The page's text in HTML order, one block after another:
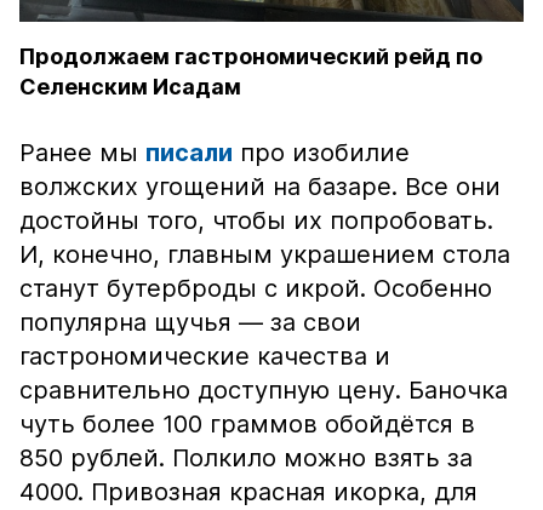
Продолжаем гастрономический рейд по
Селенским Исадам
Ранее мы писали про изобилие
волжских угощений на базаре. Все они
достойны того, чтобы их попробовать.
И, конечно, главным украшением стола
станут бутерброды с икрой. Особенно
популярна щучья — за свои
гастрономические качества и
сравнительно доступную цену. Баночка
чуть более 100 граммов обойдётся в
850 рублей. Полкило можно взять за
4000. Привозная красная икорка, для